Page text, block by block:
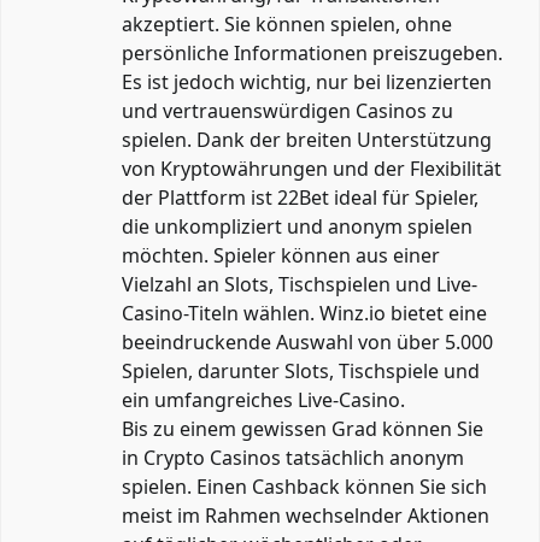
akzeptiert. Sie können spielen, ohne
persönliche Informationen preiszugeben.
Es ist jedoch wichtig, nur bei lizenzierten
und vertrauenswürdigen Casinos zu
spielen. Dank der breiten Unterstützung
von Kryptowährungen und der Flexibilität
der Plattform ist 22Bet ideal für Spieler,
die unkompliziert und anonym spielen
möchten. Spieler können aus einer
Vielzahl an Slots, Tischspielen und Live-
Casino-Titeln wählen. Winz.io bietet eine
beeindruckende Auswahl von über 5.000
Spielen, darunter Slots, Tischspiele und
ein umfangreiches Live-Casino.
Bis zu einem gewissen Grad können Sie
in Crypto Casinos tatsächlich anonym
spielen. Einen Cashback können Sie sich
meist im Rahmen wechselnder Aktionen